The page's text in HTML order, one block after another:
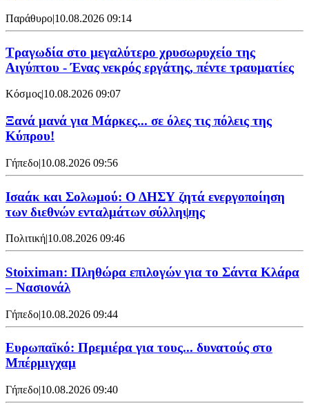
Παράθυρο|10.08.2026 09:14
Τραγωδία στο μεγαλύτερο χρυσωρυχείο της
Αιγύπτου - Ένας νεκρός εργάτης, πέντε τραυματίες
Κόσμος|10.08.2026 09:07
Ξανά μανά για Μάρκες... σε όλες τις πόλεις της
Κύπρου!
Γήπεδο|10.08.2026 09:56
Ισαάκ και Σολωμού: Ο ΔΗΣΥ ζητά ενεργοποίηση
των διεθνών ενταλμάτων σύλληψης
Πολιτική|10.08.2026 09:46
Stoiximan: Πληθώρα επιλογών για το Σάντα Κλάρα
– Νασιονάλ
Γήπεδο|10.08.2026 09:44
Ευρωπαϊκό: Πρεμιέρα για τους... δυνατούς στο
Μπέρμιγχαμ
Γήπεδο|10.08.2026 09:40